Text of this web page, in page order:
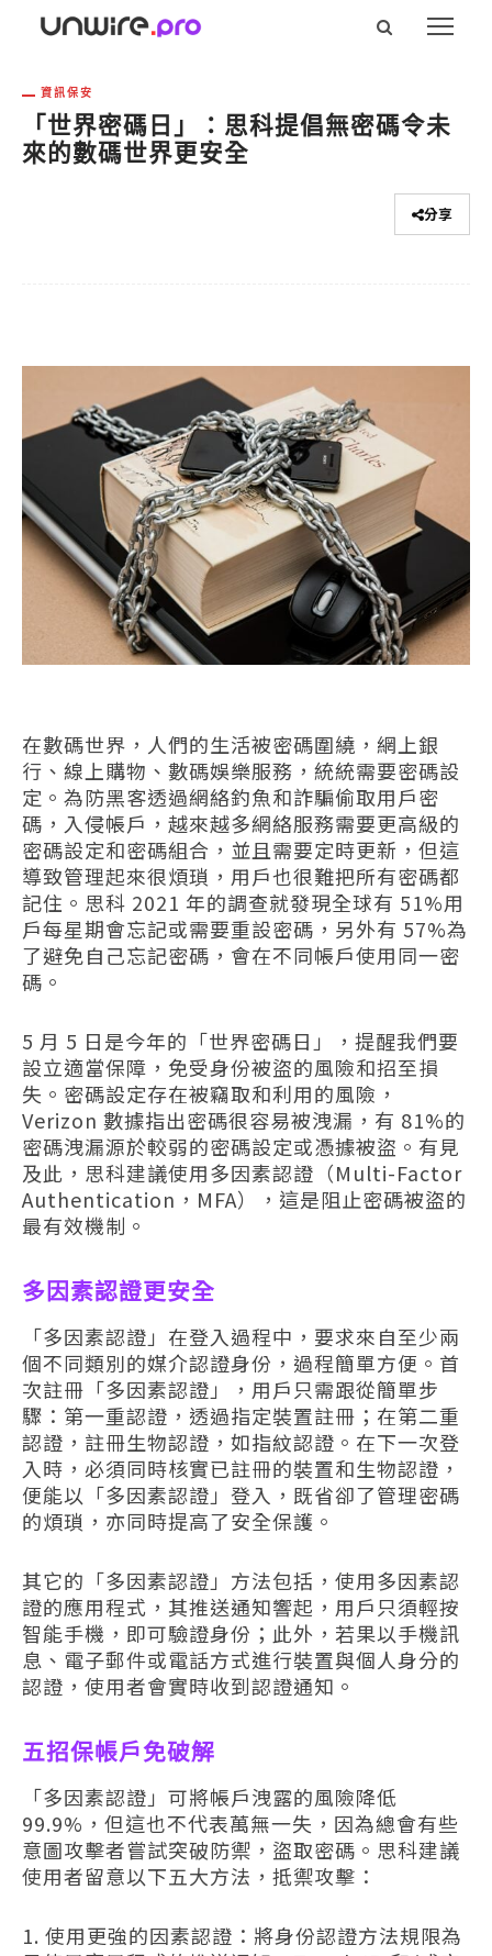
資訊保安
「世界密碼日」：思科提倡無密碼令未
來的數碼世界更安全
分享
在數碼世界，人們的生活被密碼圍繞，網上銀
行、線上購物、數碼娛樂服務，統統需要密碼設
定。為防黑客透過網絡釣魚和詐騙偷取用戶密
碼，入侵帳戶，越來越多網絡服務需要更高級的
密碼設定和密碼組合，並且需要定時更新，但這
導致管理起來很煩瑣，用戶也很難把所有密碼都
記住。思科 2021 年的調查就發現全球有 51%用
戶每星期會忘記或需要重設密碼，另外有 57%為
了避免自己忘記密碼，會在不同帳戶使用同一密
碼。
5 月 5 日是今年的「世界密碼日」，提醒我們要
設立適當保障，免受身份被盜的風險和招至損
失。密碼設定存在被竊取和利用的風險，
Verizon 數據指出密碼很容易被洩漏，有 81%的
密碼洩漏源於較弱的密碼設定或憑據被盜。有見
及此，思科建議使用多因素認證（Multi-Factor
Authentication，MFA），這是阻止密碼被盜的
最有效機制。
多因素認證更安全
「多因素認證」在登入過程中，要求來自至少兩
個不同類別的媒介認證身份，過程簡單方便。首
次註冊「多因素認證」，用戶只需跟從簡單步
驟：第一重認證，透過指定裝置註冊；在第二重
認證，註冊生物認證，如指紋認證。在下一次登
入時，必須同時核實已註冊的裝置和生物認證，
便能以「多因素認證」登入，既省卻了管理密碼
的煩瑣，亦同時提高了安全保護。
其它的「多因素認證」方法包括，使用多因素認
證的應用程式，其推送通知響起，用戶只須輕按
智能手機，即可驗證身份；此外，若果以手機訊
息、電子郵件或電話方式進行裝置與個人身分的
認證，使用者會實時收到認證通知。
五招保帳戶免破解
「多因素認證」可將帳戶洩露的風險降低
99.9%，但這也不代表萬無一失，因為總會有些
意圖攻擊者嘗試突破防禦，盜取密碼。思科建議
使用者留意以下五大方法，抵禦攻擊：
使用更強的因素認證：將身份認證方法規限為